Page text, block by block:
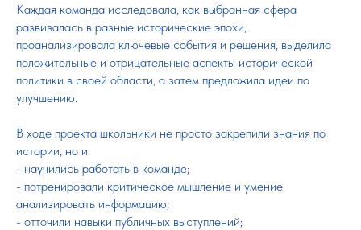
Каждая команда исследовала, как выбранная сфера
развивалась в разные исторические эпохи,
проанализировала ключевые события и решения, выделила
положительные и отрицательные аспекты исторической
политики в своей области, а затем предложила идеи по
улучшению.
В ходе проекта школьники не просто закрепили знания по
истории, но и:
- научились работать в команде;
- потренировали критическое мышление и умение
анализировать информацию;
- отточили навыки публичных выступлений;